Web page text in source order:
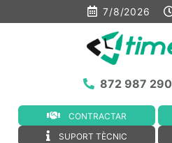
7/8/2026
CONTRACTAR
SUPORT TÈCNIC
872 987 290